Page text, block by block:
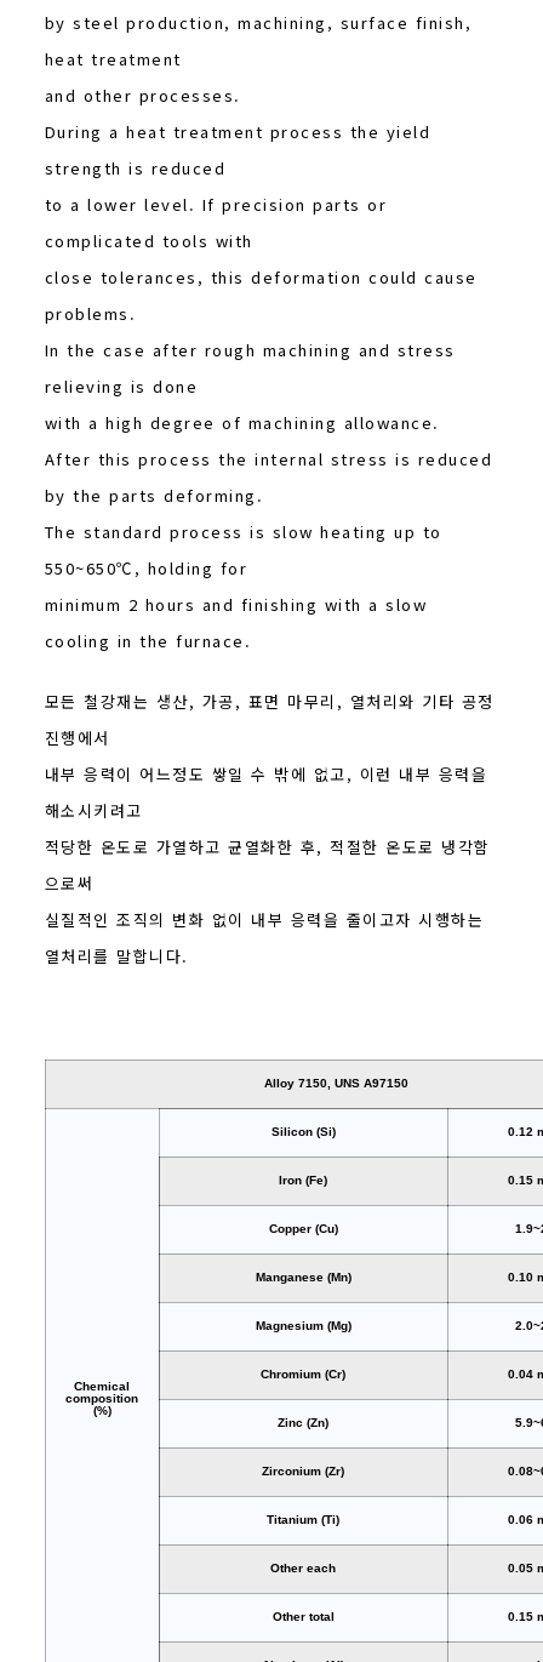
by steel production, machining, surface finish,
heat treatment
and other processes.
During a heat treatment process the yield
strength is reduced
to a lower level. If precision parts or
complicated tools with
close tolerances, this deformation could cause
problems.
In the case after rough machining and stress
relieving is done
with a high degree of machining allowance.
After this process the internal stress is reduced
by the parts deforming.
The standard process is slow heating up to
550~650℃, holding for
minimum 2 hours and finishing with a slow
cooling in the furnace.
모든 철강재는 생산, 가공, 표면 마무리, 열처리와 기타 공정
진행에서
내부 응력이 어느정도 쌓일 수 밖에 없고, 이런 내부 응력을
해소시키려고
적당한 온도로 가열하고 균열화한 후, 적절한 온도로 냉각함
으로써
실질적인 조직의 변화 없이 내부 응력을 줄이고자 시행하는
열처리를 말합니다.
Alloy 7150, UNS A97150
Chemical
composition
(%)
Silicon (Si) 0.12
Iron (Fe) 0.15
Copper (Cu)
Manganese (Mn) 0.10
Magnesium (Mg)
Chromium (Cr) 0.04
Zinc (Zn)
Zirconium (Zr)
Titanium (Ti) 0.06
Other each 0.05
Other total 0.15